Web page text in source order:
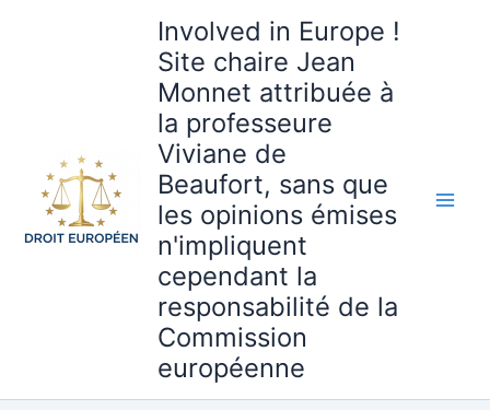
Involved in Europe !
Site chaire Jean
Monnet attribuée à
la professeure
Viviane de
Beaufort, sans que
les opinions émises
n'impliquent
cependant la
responsabilité de la
Commission
européenne